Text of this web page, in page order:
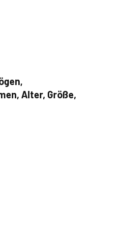
Alter, Größe,